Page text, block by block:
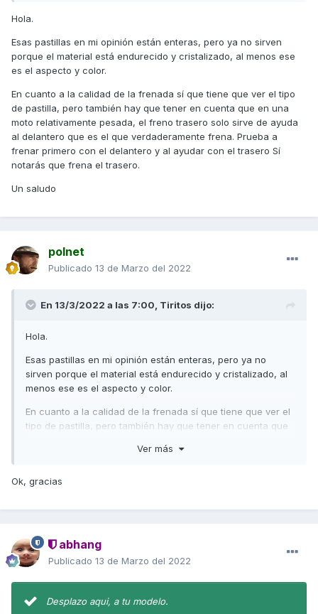
Hola.
Esas pastillas en mi opinión están enteras, pero ya no sirven
porque el material está endurecido y cristalizado, al menos ese
es el aspecto y color.
En cuanto a la calidad de la frenada sí que tiene que ver el tipo
de pastilla, pero también hay que tener en cuenta que en una
moto relativamente pesada, el freno trasero solo sirve de ayuda
al delantero que es el que verdaderamente frena. Prueba a
frenar primero con el delantero y al ayudar con el trasero Sí
notarás que frena el trasero.
Un saludo
polnet
Publicado 13 de Marzo del 2022
En 13/3/2022 a las 7:00, Tiritos dijo:
Hola.
Esas pastillas en mi opinión están enteras, pero ya no
sirven porque el material está endurecido y cristalizado, al
menos ese es el aspecto y color.
En cuanto a la calidad de la frenada sí que tiene que ver el
tipo de pastilla, pero también hay que tener en cuenta que
sirve de ayuda al delantero que es el que verdaderamente
con el trasero Sí notarás que frena el trasero.
Ver más
Ok, gracias
abhang
Publicado 13 de Marzo del 2022
Desplazo aqui, a tu modelo.